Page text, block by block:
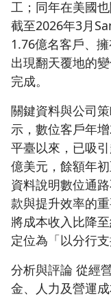
工；同年在美國
截至2026年3月
1.76億名客戶、
出現翻天覆地的
完成。
關鍵資料與公司
示，數位客戶年
平臺以來，已吸
億美元，餘額年
資料說明數位通
款與提升效率的
將成本收入比降
定位為「以分行
分析與評論 從經
金、人力及營運